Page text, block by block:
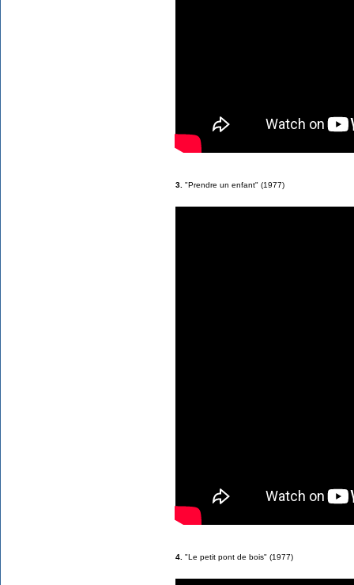
3. "Prendre un enfant" (1977)
4. "Le petit pont de bois" (1977)